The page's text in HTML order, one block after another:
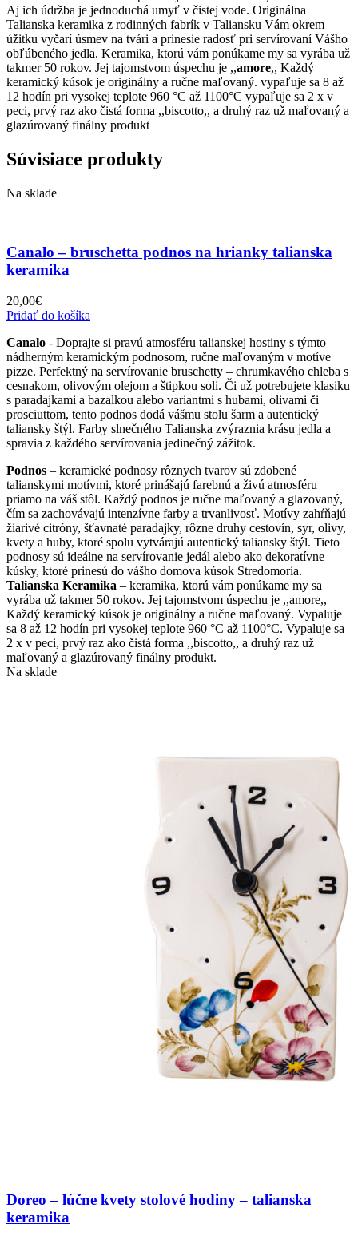
Možnosti
si
môžete
vybrať
na
stránke
produktu.
Aj ich údržba je jednoduchá umyť v čistej vode. Originálna
Talianska keramika z rodinných fabrík v Taliansku Vám okrem
úžitku vyčarí úsmev na tvári a prinesie radosť pri servírovaní Vášho
obľúbeného jedla. Keramika, ktorú vám ponúkame my sa vyrába už
takmer 50 rokov. Jej tajomstvom úspechu je ,,amore,, Každý
keramický kúsok je originálny a ručne maľovaný. vypaľuje sa 8 až
12 hodín pri vysokej teplote 960 °C až 1100°C vypaľuje sa 2 x v
peci, prvý raz ako čistá forma ,,biscotto,, a druhý raz už maľovaný a
glazúrovaný finálny produkt
Súvisiace produkty
Na sklade
Canalo – bruschetta podnos na hrianky talianska
keramika
20,00€
Pridať do košíka
Canalo - Doprajte si pravú atmosféru talianskej hostiny s týmto
nádherným keramickým podnosom, ručne maľovaným v motíve
pizze. Perfektný na servírovanie bruschetty – chrumkavého chleba s
cesnakom, olivovým olejom a štipkou soli. Či už potrebujete klasiku
s paradajkami a bazalkou alebo variantmi s hubami, olivami či
prosciuttom, tento podnos dodá vášmu stolu šarm a autentický
taliansky štýl. Farby slnečného Talianska zvýraznia krásu jedla a
spravia z každého servírovania jedinečný zážitok.
Podnos – keramické podnosy rôznych tvarov sú zdobené
talianskymi motívmi, ktoré prinášajú farebnú a živú atmosféru
priamo na váš stôl. Každý podnos je ručne maľovaný a glazovaný,
čím sa zachovávajú intenzívne farby a trvanlivosť. Motívy zahŕňajú
žiarivé citróny, šťavnaté paradajky, rôzne druhy cestovín, syr, olivy,
kvety a huby, ktoré spolu vytvárajú autentický taliansky štýl. Tieto
podnosy sú ideálne na servírovanie jedál alebo ako dekoratívne
kúsky, ktoré prinesú do vášho domova kúsok Stredomoria.
Talianska Keramika – keramika, ktorú vám ponúkame my sa
vyrába už takmer 50 rokov. Jej tajomstvom úspechu je ,,amore,,
Každý keramický kúsok je originálny a ručne maľovaný. Vypaluje
sa 8 až 12 hodín pri vysokej teplote 960 °C až 1100°C. Vypaluje sa
2 x v peci, prvý raz ako čistá forma ,,biscotto,, a druhý raz už
maľovaný a glazúrovaný finálny produkt.
Na sklade
Doreo – lúčne kvety stolové hodiny – talianska
keramika